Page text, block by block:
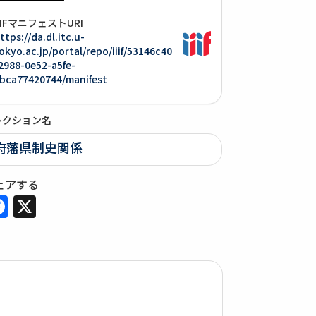
マニフェストURI
da.dl.itc.u-
portal/repo/iiif/53146c40
0e52-a5fe-
manifest
ション名
藩県制史関係
アする
Facebook
X